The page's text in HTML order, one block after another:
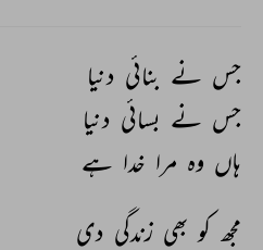
جس نے بنائی دنیا
جس نے بسائی دنیا
ہاں وہ مرا خدا ہے
مجھ کو بھی زندگی دی